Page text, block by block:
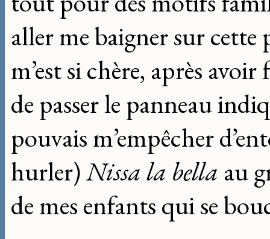
aller me baigner sur cette
m’est si chère, après
de passer le panneau
pouvais m’empêcher
hurler)Nissa la bella au
de mes enfants qui se